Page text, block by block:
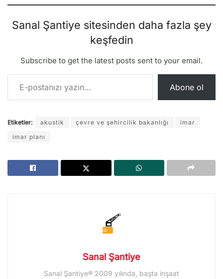
Sanal Şantiye sitesinden daha fazla şey
keşfedin
Subscribe to get the latest posts sent to your email.
E-postanızı yazın…
Abone ol
Etiketler: akustik çevre ve şehircilik bakanlığı
imar
imar planı
Sanal Şantiye
Sanal Şantiye® 2009 yılında, başta inşaat